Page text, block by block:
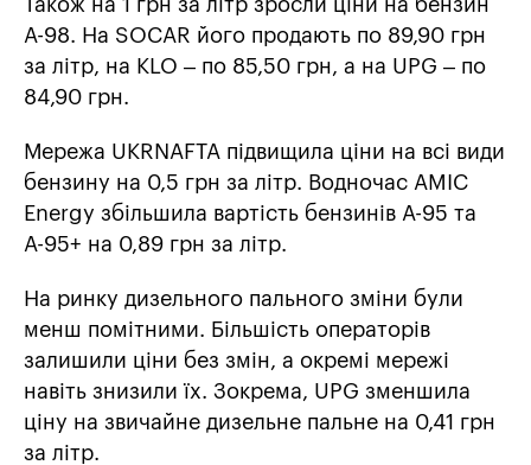
Також на 1 грн за літр зросли ціни на бензин
А-98. На SOCAR його продають по 89,90 грн
за літр, на KLO – по 85,50 грн, а на UPG – по
84,90 грн.
Мережа UKRNAFTA підвищила ціни на всі види
бензину на 0,5 грн за літр. Водночас AMIC
Energy збільшила вартість бензинів А-95 та
А-95+ на 0,89 грн за літр.
На ринку дизельного пального зміни були
менш помітними. Більшість операторів
залишили ціни без змін, а окремі мережі
навіть знизили їх. Зокрема, UPG зменшила
ціну на звичайне дизельне пальне на 0,41 грн
за літр.